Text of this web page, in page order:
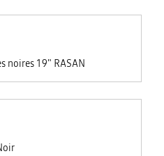
noires 19" RASAN